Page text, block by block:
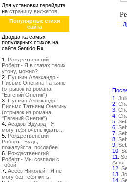
Для установки перейдите
на страницу виджетов
Популярные стихи
сайта
Двадцатка самых
популярных стихов на
сайте Sentido.Ru:
1. Рождественский
Роберт - Я в глазах твоих
утону, можно?
2. Пушкин Александр -
Письмо Онегина Татьяне
(отрывок из романа
"Евгений Онегин")
3. Пушкин Александр -
Письмо Татьяны Онегину
(отрывок из романа
"Евгений Онегин")
4. Асадов Эдуард - Я
могу тебя очень ждать…
5. Рождественский
Роберт - Будь,
пожалуйста, послабее
6. Рождественский
Роберт - Мы совпали с
тобой
7. Асеев Николай - Я не
могу без тебя жить!
1.
2.
3.
4.
5.
6.
7.
8.
9.
10.
11.
Amor
12.
13.
14.